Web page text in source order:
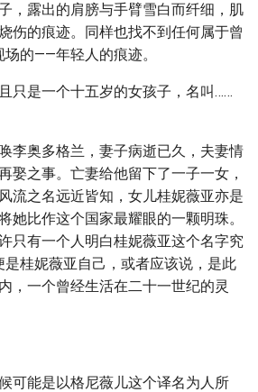
，露出的肩膀与手臂雪白而纤细，肌
伤的痕迹。同样也找不到任何属于曾
的——年轻人的痕迹。
只是一个十五岁的女孩子，名叫……
李奥多格兰，妻子病逝已久，夫妻情
娶之事。亡妻给他留下了一子一女，
流之名远近皆知，女儿桂妮薇亚亦是
她比作这个国家最耀眼的一颗明珠。
只有一个人明白桂妮薇亚这个名字究
桂妮薇亚自己，或者应该说，是此
，一个曾经生活在二十一世纪的灵
可能是以格尼薇儿这个译名为人所